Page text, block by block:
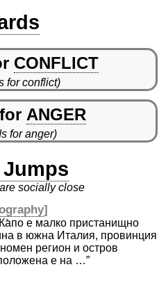
CONFLICT
for conflict)
for ANGER
for anger)
socially close
]
е малко пристанищно
в южна Италия, провинция
регион и остров
е на …”